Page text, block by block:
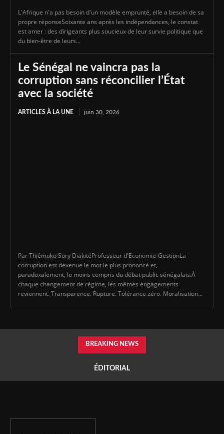
L'Afrique n'a pas besoin d'un modèle emprunté, elle a besoin de sa
propre réponseSoixante ans après les indépendances, le constat
est amer : des dirigeants plus soucieux de leur survie politique que
du bien-être de leurs...
Le Sénégal ne vaincra pas la
corruption sans réconcilier l’État
avec la société
ARTICLES À LA UNE juin 30, 2026
Par Thiémoko Sory DiakitéProfesseur d'Economie-GestionLa
corruption est devenue le mot le plus prononcé et,
paradoxalement, le moins compris du débat public sénégalais.À
chaque changement de régime, les mêmes engagements
reviennent. Transparence. Rupture. Tolérance zéro. Moralisation...
BREAKING NEWS
ÉDITORIAL